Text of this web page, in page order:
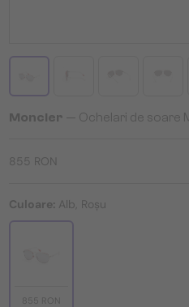
Moncler — Ochelari de soare
855 RON
Culoare: Alb, Roșu
855 RON